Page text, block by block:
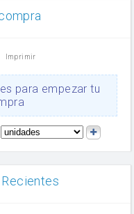
Imprimir
para empezar tu